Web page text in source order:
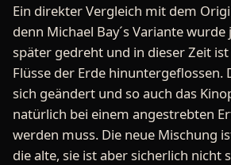
Ein direkter Vergleich mit dem
denn Michael Bay´s Variante wurde
später gedreht und in dieser Zeit ist
Flüsse der Erde hinuntergeflossen.
sich geändert und so auch das
natürlich bei einem angestrebten
werden muss. Die neue Mischung
die alte, sie ist aber sicherlich nicht